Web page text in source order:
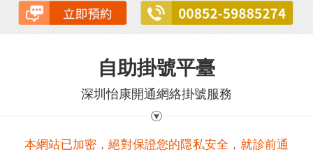
自助掛號平臺
深圳怡康開通網絡掛號服務
本網站已加密，絕對保證您的隱私安全，就診前通